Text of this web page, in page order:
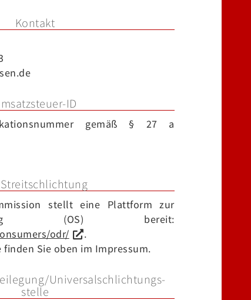
Kontakt
ID
gemäß § 27 a
Streitschlichtung
stellt eine Plattform zur
(OS) bereit:
odr/
.
finden Sie oben im Impressum.
Universal­schlichtungs­
stelle